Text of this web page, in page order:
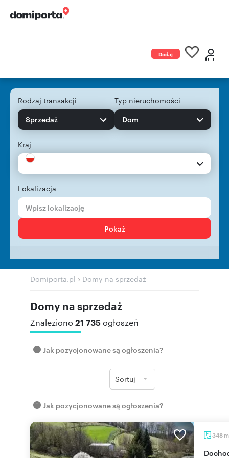
Dodaj
Rodzaj transakcji
Sprzedaż
Typ nieruchomości
Dom
Kraj
Lokalizacja
Pokaż
Domiporta.pl › Domy na sprzedaż
Domy na sprzedaż
Znaleziono 21 735ogłoszeń
Jak pozycjonowane są ogłoszenia?
Sortuj
Jak pozycjonowane są ogłoszenia?
348 m